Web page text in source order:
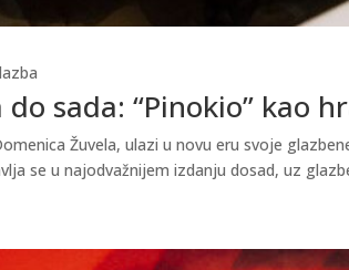
sada: “Pinokio” kao
Žuvela, ulazi u novu eru svoje
se u najodvažnijem izdanju dosad, uz